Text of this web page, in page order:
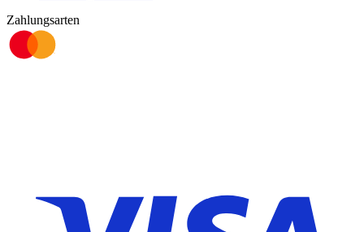
Zahlungsarten